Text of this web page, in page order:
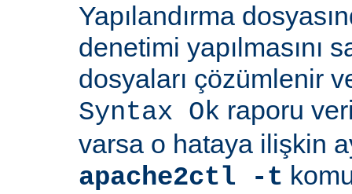
Yapılandırma
denetimi yapılmasını
dosyaları çözümlenir
Syntax Ok raporu
varsa o hataya ilişkin
apache2ctl -t